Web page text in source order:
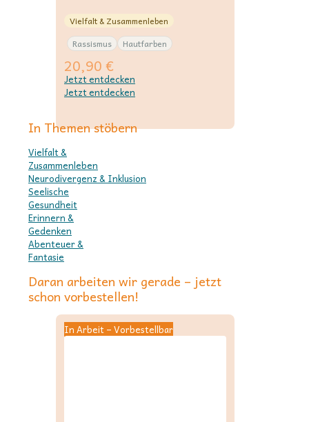
Vielfalt & Zusammenleben
Rassismus
Hautfarben
20,90€
Jetzt entdecken
Jetzt entdecken
In Themen stöbern
Vielfalt &
Zusammenleben
Neurodivergenz & Inklusion
Seelische
Gesundheit
Erinnern &
Gedenken
Abenteuer &
Fantasie
Daran arbeiten wir gerade – jetzt
schon vorbestellen!
In Arbeit – Vorbestellbar